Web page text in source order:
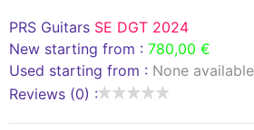
PRS Guitars SE DGT 2024
New starting from : 780,00 €
Used starting from : None available
Reviews (0) :